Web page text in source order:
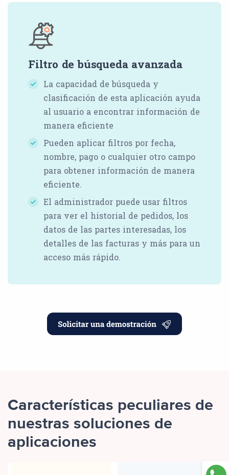
Filtro de búsqueda avanzada
La capacidad de búsqueda y
clasificación de esta aplicación ayuda
al usuario a encontrar información de
manera eficiente
Pueden aplicar filtros por fecha,
nombre, pago o cualquier otro campo
para obtener información de manera
eficiente.
El administrador puede usar filtros
para ver el historial de pedidos, los
datos de las partes interesadas, los
detalles de las facturas y más para un
acceso más rápido.
Características peculiares de
nuestras soluciones de
aplicaciones